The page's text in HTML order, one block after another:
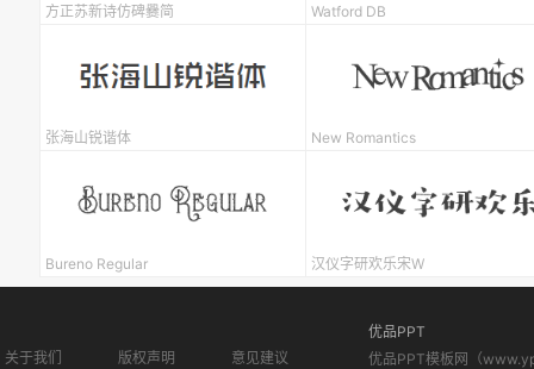
方正苏新诗仿碑爨简 Watford DB
张海山锐谐体 New Romantics
Bureno Regular 汉仪字研欢乐宋W
关于我们 版权声明 意见建议
优品PPT
优品PPT模板网（